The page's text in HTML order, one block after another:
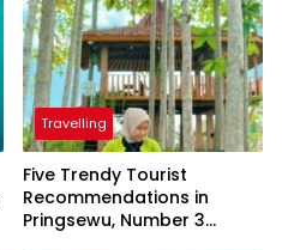
Travelling
Five Trendy Tourist
Recommendations in
Pringsewu, Number 3